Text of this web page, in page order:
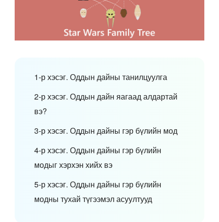
1-р хэсэг. Оддын дайны танилцуулга
2-р хэсэг. Оддын дайн яагаад алдартай
вэ?
3-р хэсэг. Оддын дайны гэр бүлийн мод
4-р хэсэг. Оддын дайны гэр бүлийн
модыг хэрхэн хийх вэ
5-р хэсэг. Оддын дайны гэр бүлийн
модны тухай түгээмэл асуултууд